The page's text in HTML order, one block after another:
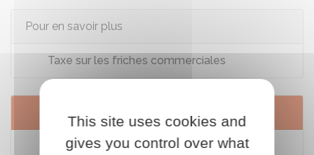
Pour en savoir plus
Taxe sur les friches commerciales
Redevance pour prélèvement sur la
This site uses cookies and
gives you control over what